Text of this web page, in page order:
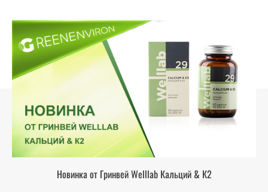
Новинка от Гринвей Welllab Кальций & К2